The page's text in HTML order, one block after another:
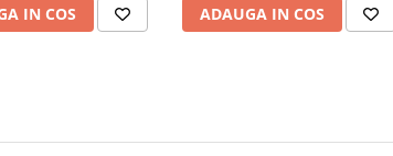
IN COS ADAUGA IN COS